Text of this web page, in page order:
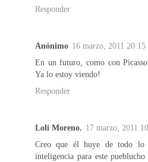
Responder
Anónimo 16 marzo, 2011 20:15
En un futuro, como con
Ya lo estoy viendo!
Responder
Loli Moreno. 17 marzo, 2011
Creo que él huye de todo lo
inteligencia para este